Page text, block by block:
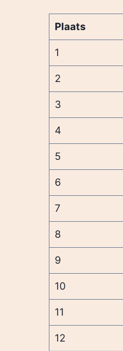
Plaats
1
2
3
4
5
6
7
8
9
10
11
12